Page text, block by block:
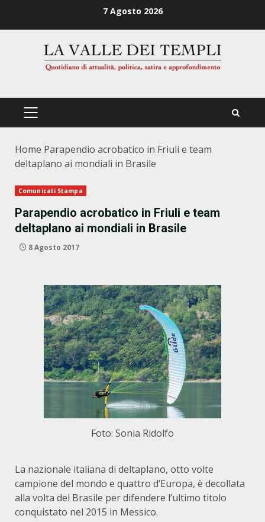
7 Agosto 2026
PRIMÄRES
Home Parapendio acrobatico in Friuli e team
deltaplano ai mondiali in Brasile
Comunicati Stampa
Parapendio acrobatico in Friuli e team
deltaplano ai mondiali in Brasile
8 Agosto 2017
Foto: Sonia Ridolfo
La nazionale italiana di deltaplano, otto volte
campione del mondo e quattro d’Europa, è decollata
alla volta del Brasile per difendere l’ultimo titolo
conquistato nel 2015 in Messico.